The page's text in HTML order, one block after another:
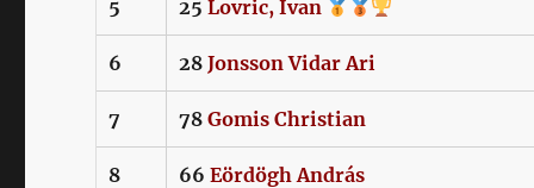
5 25Lovric, Ivan
6 28Jonsson Vidar Ari
7 78Gomis Christian
8 66Eördögh András